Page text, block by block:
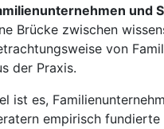
und
Brücke zwischen
von
der Praxis.
ist es,
empirisch